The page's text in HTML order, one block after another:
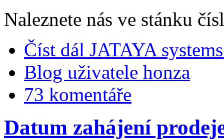
Naleznete nás ve stánku
Číst dál JATAYA
Blog uživatele honza
73 komentáře
Datum zahájení